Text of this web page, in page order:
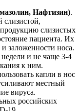
Нафтизин).
слизистых
пациента. Их
заложенности носа.
и не чаще 3-4
к ним.
капли в нос
местный
вируса.
российских